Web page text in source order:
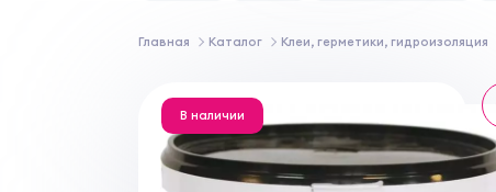
Главная Каталог Клеи, герметики, гидроизоляция
В наличии